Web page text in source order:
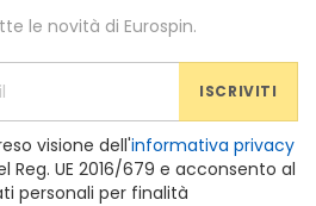
le novità di Eurospin.
ISCRIVITI
visione dell'informativa privacy
Reg. UE 2016/679 e acconsento al
personali per finalità